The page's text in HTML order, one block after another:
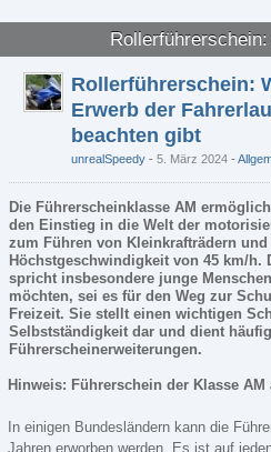
Rollerführerschein:
Erwerb der
beachten gibt
unrealSpeedy 5. März 2024 -
Die Führerscheinklasse AM
den Einstieg in die Welt der
zum Führen von Kleinkrafträdern
Höchstgeschwindigkeit von 45 km/h.
spricht insbesondere junge
möchten, sei es für den Weg zur
Freizeit. Sie stellt einen wichtigen
Selbstständigkeit dar und dient
Führerscheinerweiterungen.
Hinweis: Führerschein der Klasse AM
In einigen Bundesländern kann die
Jahren erworben werden. Es ist auf